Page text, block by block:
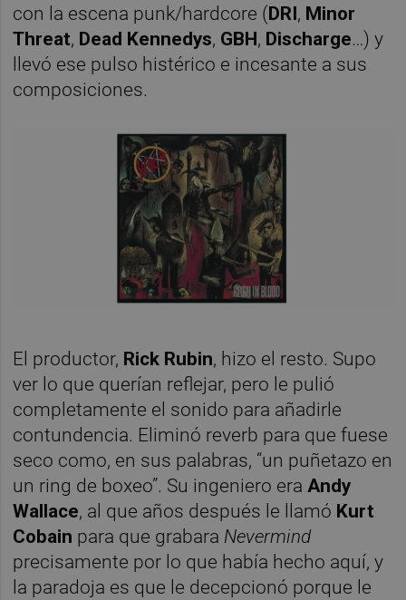
con la escena punk/hardcore (DRI, Minor
Threat, Dead Kennedys, GBH, Discharge…) y
llevó ese pulso histérico e incesante a sus
composiciones.
El productor, Rick Rubin, hizo el resto. Supo
ver lo que querían reflejar, pero le pulió
completamente el sonido para añadirle
contundencia. Eliminó reverb para que fuese
seco como, en sus palabras, “un puñetazo en
un ring de boxeo”. Su ingeniero eraAndy
Wallace, al que años después le llamó Kurt
Cobain para que grabara Nevermind
precisamente por lo que había hecho aquí, y
la paradoja es que le decepcionó porque le